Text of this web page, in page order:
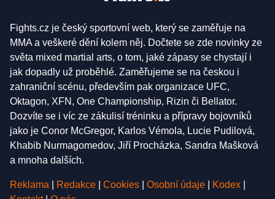
Fights.cz je český sportovní web, který se zaměřuje na
MMA a veškeré dění kolem něj. Dočtete se zde novinky ze
světa mixed martial arts, o tom, jaké zápasy se chystají i
jak dopadly už proběhlé. Zaměřujeme se na českou i
zahraniční scénu, především pak organizace UFC,
Oktagon, XFN, One Championship, Rizin či Bellator.
Dozvíte se i víc ze zákulisí tréninku a přípravy bojovníků
jako je Conor McGregor, Karlos Vémola, Lucie Pudilová,
Khabib Nurmagomedov, Jiří Procházka, Sandra Mašková
a mnoha dalších.
Reklama Redakce Cookies Osobní údaje Kodex